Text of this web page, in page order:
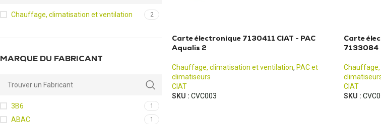
Chauffage, climatisation et ventilation 2
MARQUE DU FABRICANT
3B6 1
ABAC 1
Carte électronique 7130411 CIAT - PAC
Aqualis 2
Chauffage, climatisation et ventilation, PAC et
climatiseurs
CIAT
SKU : CVC003
Carte
7133084
CIAT
SKU :